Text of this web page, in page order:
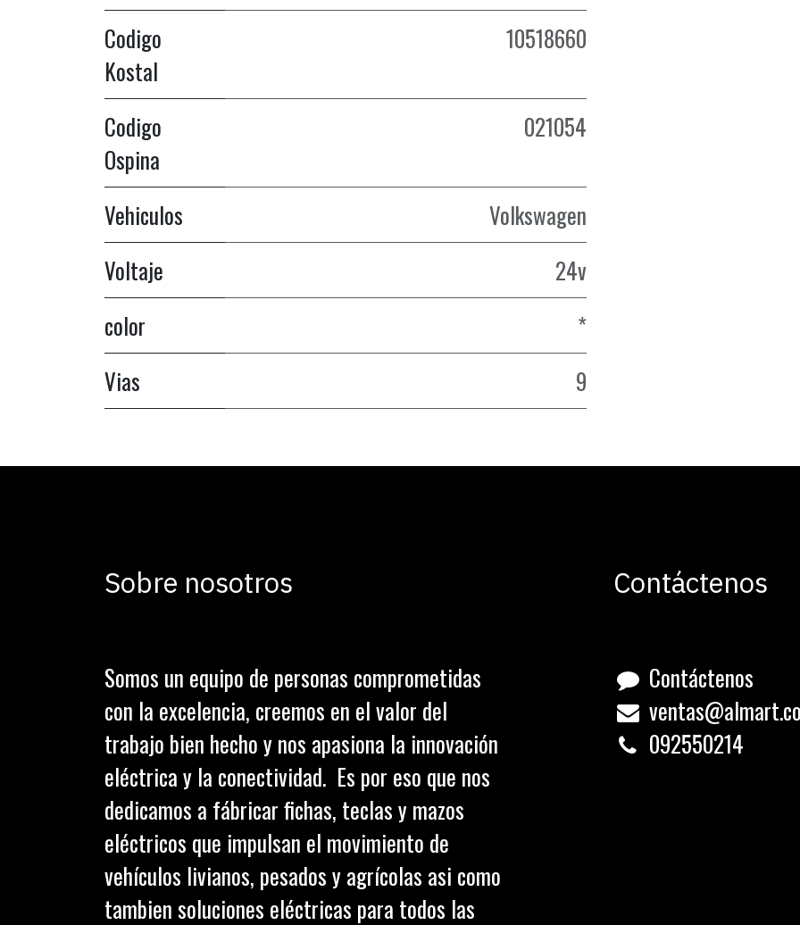
Codigo
Kostal
10518660
Codigo
Ospina
021054
Vehiculos
Volkswagen
Voltaje
24v
color
*
Vias
9
Sobre nosotros
Somos un equipo de personas comprometidas
con la excelencia, creemos en el valor del
trabajo bien hecho y nos apasiona la innovación
eléctrica y la conectividad. Es por eso que nos
dedicamos a fábricar fichas, teclas y mazos
eléctricos que impulsan el movimiento de
vehículos livianos, pesados y agrícolas asi como
tambien soluciones eléctricas para todos las
Contáctenos
Contáctenos
092550214